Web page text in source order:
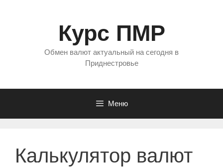
Курс ПМР
Обмен валют актуальный на сегодня в
Приднестровье
Меню
Калькулятор валют